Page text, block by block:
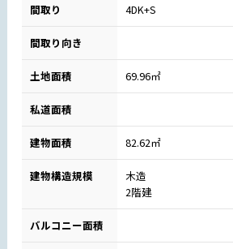
間取り 4DK+S
間取り向き
土地面積 69.96㎡
私道面積
建物面積 82.62㎡
建物構造規模
木造
2階建
バルコニー面積